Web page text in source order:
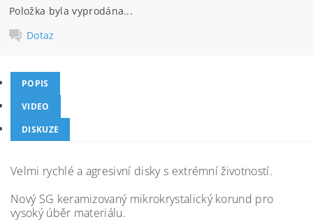
Položka byla vyprodána...
Dotaz
POPIS
VIDEO
DISKUZE
Velmi rychlé a agresivní disky s extrémní životností.
Nový SG keramizovaný mikrokrystalický korund pro
vysoký úběr materiálu.